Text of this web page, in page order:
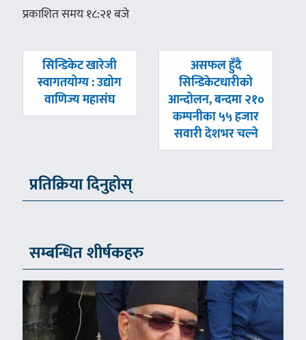
प्रकाशित समय १८:२१ बजे
पछिल्लाे
-
सिन्डिकेट खारेजी
स्वागतयोग्य : उद्योग
वाणिज्य महासंघ
अघिल्लाे
-
असफल हुँदै
सिन्डिकेटधारीको
आन्दोलन, बन्दमा २१०
कम्पनीका ५५ हजार
सवारी देशभर चल्ने
प्रतिक्रिया दिनुहोस्
सम्बन्धित शीर्षकहरु